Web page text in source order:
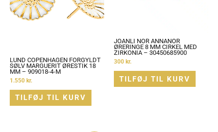
LUND COPENHAGEN FORGYLDT
SØLV MARGUERIT ØRESTIK 18
MM – 909018-4-M
1.550 kr.
TILFØJ TIL KURV
JOANLI NOR ANNANOR
ØRERINGE 8 MM CIRKEL MED
ZIRKONIA – 30450685900
300 kr.
TILFØJ TIL KURV